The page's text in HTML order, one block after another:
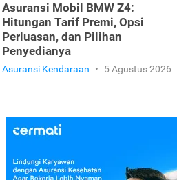
Asuransi Mobil BMW Z4:
Hitungan Tarif Premi, Opsi
Perluasan, dan Pilihan
Penyedianya
Asuransi Kendaraan • 5 Agustus 2026